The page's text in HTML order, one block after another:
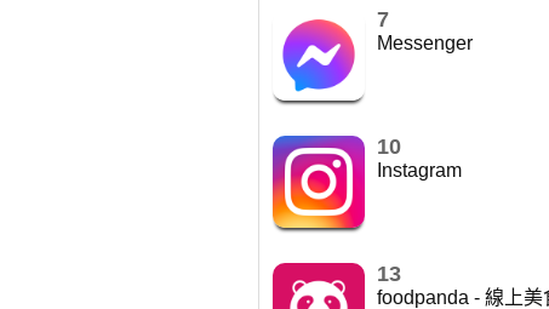
7
Messenger
10
Instagram
13
foodpanda - 線上美